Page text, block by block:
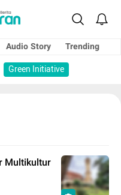
Audio Story
Trending
Green Initiative
Multikultur